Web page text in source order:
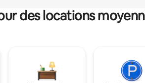
des locations